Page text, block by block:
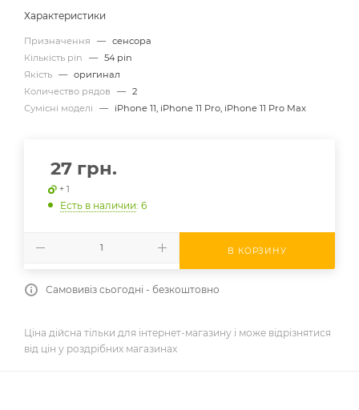
Характеристики
Призначення — сенсора
Кількість pin
— 54 pin
Якість — оригинал
Количество рядов
— 2
Сумісні моделі
— iPhone 11, iPhone 11 Pro, iPhone 11 Pro Max
27 грн.
+ 1
Есть в наличии: 6
В КОРЗИНУ
Самовивіз сьогодні - безкоштовно
Ціна дійсна тільки для інтернет-магазину і може відрізнятися
від цін у роздрібних магазинах